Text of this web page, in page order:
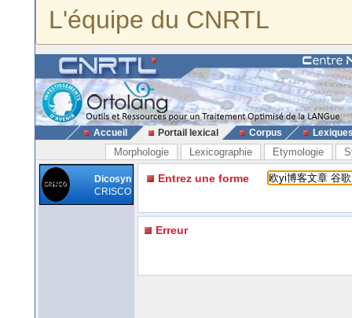
L'équipe du CNRTL
Accueil Portail lexical Corpus
Morphologie Lexicographie Etymologie
Dicosyn
CRISCO
Entrez une forme
Erreur